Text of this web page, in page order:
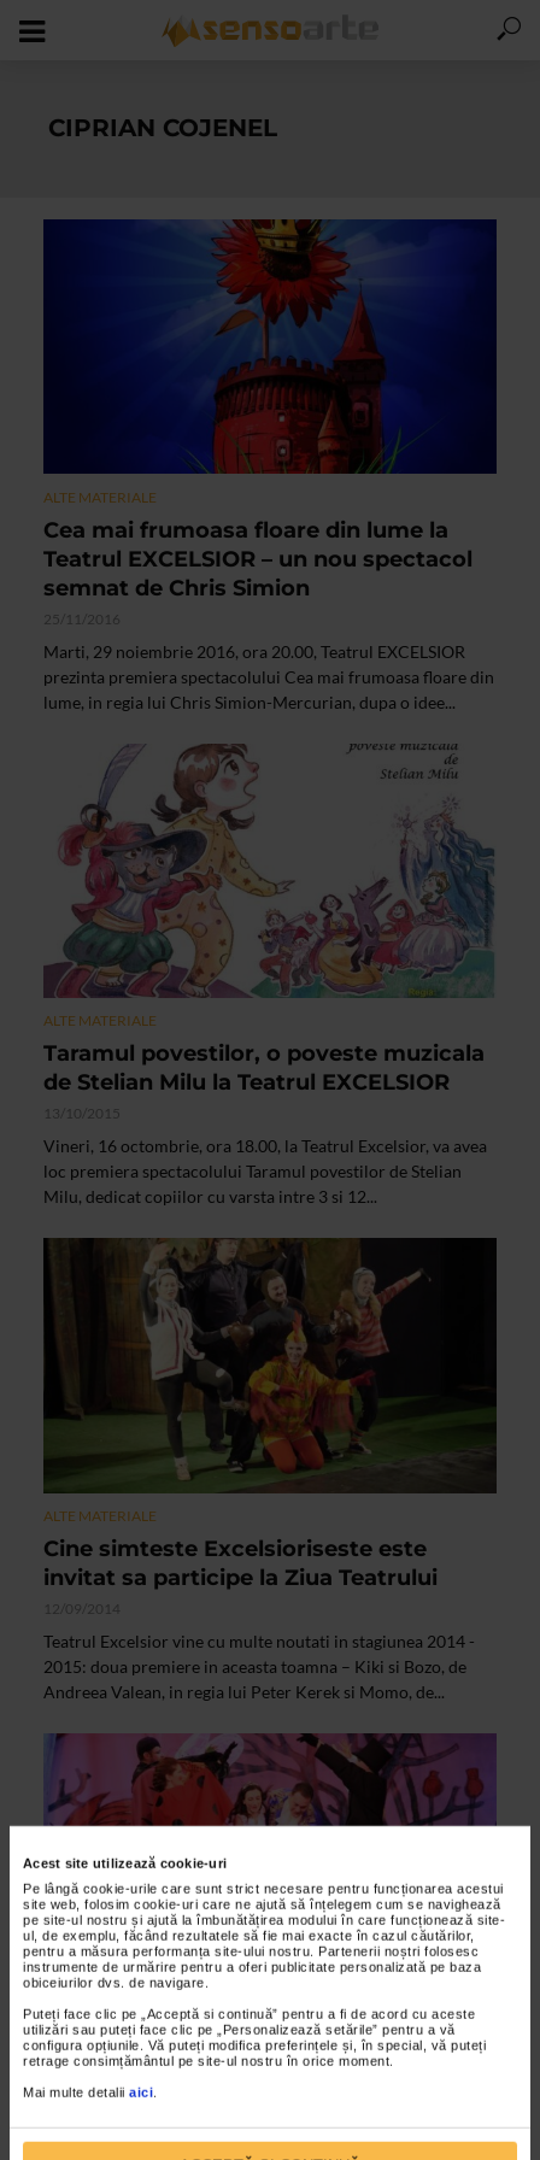
Acest site utilizează cookie-uri
Pe lângă cookie-urile care sunt strict necesare pentru funcționarea acestui
site web, folosim cookie-uri care ne ajută să înțelegem cum se navighează
pe site-ul nostru și ajută la îmbunătățirea modului în care funcționează site-
ul, de exemplu, făcând rezultatele să fie mai exacte în cazul căutărilor,
pentru a măsura performanța site-ului nostru. Partenerii noștri folosesc
instrumente de urmărire pentru a oferi publicitate personalizată pe baza
obiceiurilor dvs. de navigare.
Puteți face clic pe „Acceptă si continuă” pentru a fi de acord cu aceste
utilizări sau puteți face clic pe „Personalizează setările” pentru a vă
configura opțiunile. Vă puteți modifica preferințele și, în special, vă puteți
retrage consimțământul pe site-ul nostru în orice moment.
Mai multe detalii aici
CIPRIAN COJENEL
ALTE MATERIALE
Cea mai frumoasa floare din lume la
Teatrul EXCELSIOR – un nou spectacol
semnat de Chris Simion
25/11/2016
Marti, 29 noiembrie 2016, ora 20.00, Teatrul EXCELSIOR
prezinta premiera spectacolului Cea mai frumoasa floare din
lume, in regia lui Chris Simion-Mercurian, dupa o idee...
ALTE MATERIALE
Taramul povestilor, o poveste muzicala
de Stelian Milu la Teatrul EXCELSIOR
13/10/2015
Vineri, 16 octombrie, ora 18.00, la Teatrul Excelsior, va avea
loc premiera spectacolului Taramul povestilor de Stelian
Milu, dedicat copiilor cu varsta intre 3 si 12...
ALTE MATERIALE
Cine simteste Excelsioriseste este
invitat sa participe la Ziua Teatrului
12/09/2014
Teatrul Excelsior vine cu multe noutati in stagiunea 2014 -
2015: doua premiere in aceasta toamna – Kiki si Bozo, de
Andreea Valean, in regia lui Peter Kerek si Momo, de...
ALTE MATERIALE
Degetica, Premiera la Teatrul Excelsior
22/01/2014
Excelsior.Noul An 2014 o aduce in Casa Povestilor de la